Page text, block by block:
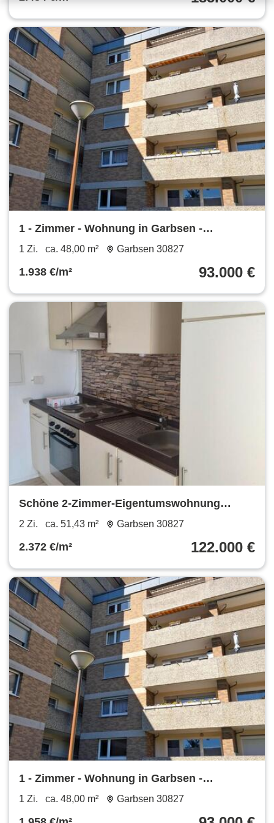
1 - Zimmer - Wohnung in Garbsen -
Berenbostel 48qm + Kellerraum
1 Zi. ca. 48,00 m² Garbsen 30827
1.938 €/m² 93.000 €
Schöne 2-Zimmer-Eigentumswohnung
Garbsen Stelingen Provisionsfrei
2 Zi. ca. 51,43 m² Garbsen 30827
2.372 €/m² 122.000 €
1 - Zimmer - Wohnung in Garbsen -
Berenbostel 48qm + Kellerraum
1 Zi. ca. 48,00 m² Garbsen 30827